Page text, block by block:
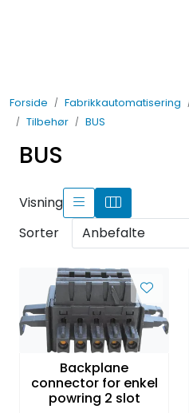
Forside Fabrikkautomatisering
Tilbehør
BUS
BUS
Visning
Sorter
Backplane
connector for enkel
powring 2 slot
Fabrikkautomatisering
Prosessautomatisering
Kontakt oss
Nytt og Nyttig
Bærekraft